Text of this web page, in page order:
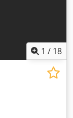
1 / 18